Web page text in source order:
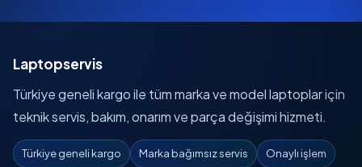
Laptopservis
Türkiye geneli kargo ile tüm marka ve model laptoplar için
teknik servis, bakım, onarım ve parça değişimi hizmeti.
Türkiye geneli kargo Marka bağımsız servis Onaylı işlem